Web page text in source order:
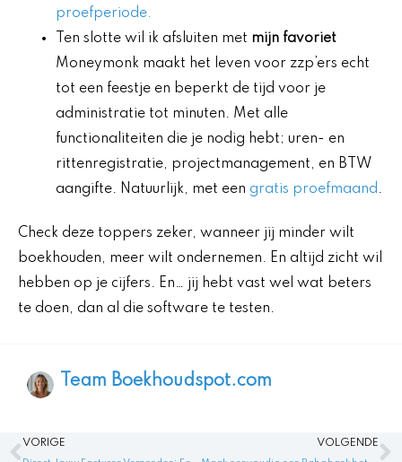
proefperiode.
Ten slotte wil ik afsluiten met mijn favoriet
Moneymonk maakt het leven voor zzp’ers echt
tot een feestje en beperkt de tijd voor je
administratie tot minuten. Met alle
functionaliteiten die je nodig hebt; uren- en
rittenregistratie, projectmanagement, en BTW
aangifte. Natuurlijk, met een gratis proefmaand .
Check deze toppers zeker, wanneer jij minder wilt
boekhouden, meer wilt ondernemen. En altijd zicht wil
hebben op je cijfers. En… jij hebt vast wel wat beters
te doen, dan al die software te testen.
Team Boekhoudspot.com
Vorige
VORIGE VOLGENDE